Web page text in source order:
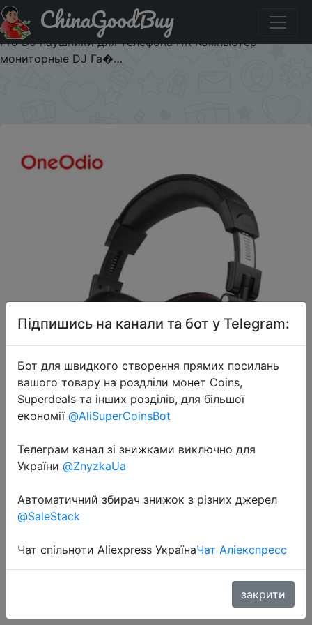
Придбати Oneodio проводные профессиональные
студийные наушники с микрофоном Стерео Студия
Pro DJ наушники для телефона ПК Компьютер
мониторные DJ Га�…
ChinaGoodBuy
2020-11-15
Oneodio проводные
профессиональные студийные
Студия Pro DJ наушники для
телефона ПК Компьютер
мониторные DJ Га�…
Підпишись на канали та бот у Telegram:
Бот для швидкого створення прямих посилань
вашого товару на роздліли монет Coins,
Superdeals та інших розділів, для більшої
економії @AliSuperCoinsBot
Телеграм канал зі знижками виключно для
України @ZnyzkaUa
Автоматичний збирач знижок з різних джерел
@SaleStack
Чат спільноти Aliexpress УкраїнаЧат Аліекспресс
закрити